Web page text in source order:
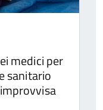
medici per
sanitario